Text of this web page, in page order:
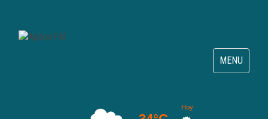
Toggle
navigation
MENU